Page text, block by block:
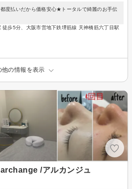
度払いだから価格安心★トータルで綺麗のお手伝
徒歩5分、大阪市営地下鉄堺筋線 天神橋筋六丁目駅
他の情報を表示
/アルカンジュ